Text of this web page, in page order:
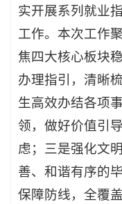
实开展系列就业
工作。本次工作
焦四大核心板块
办理指引，清晰
生高效办结各项
领，做好价值引
虑；三是强化文
善、和谐有序的
保障防线，全覆